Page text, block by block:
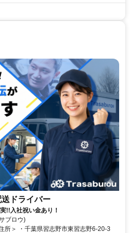
ドライバー
!!入社祝い金あり！
ブロウ)
ター住所＞ ・千葉県習志野市東習志野6-20-3